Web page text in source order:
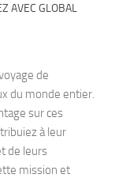
AVEC GLOBAL
de
du monde entier.
sur ces
à leur
de leurs
mission et